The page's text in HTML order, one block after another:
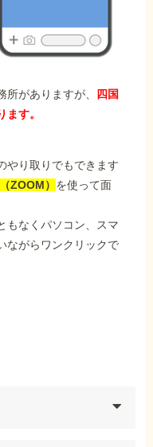
がありますが、
四国
す。
やり取りでもできます
ZOOM） を使って面
もなくパソコン、スマ
ながらワンクリックで